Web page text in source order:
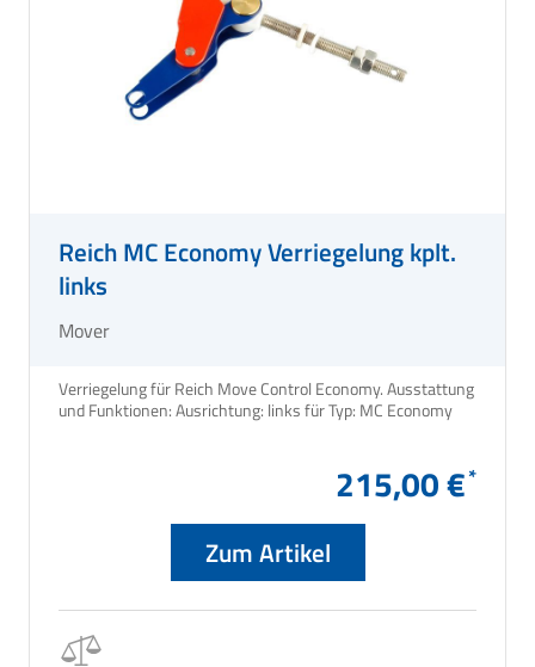
Reich MC Economy Verriegelung kplt.
links
Mover
Verriegelung für Reich Move Control Economy. Ausstattung
215,00 €
Zum Artikel